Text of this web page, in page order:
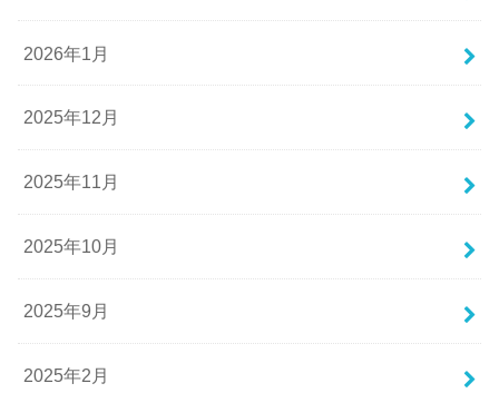
2026年1月
2025年12月
2025年11月
2025年10月
2025年9月
2025年2月